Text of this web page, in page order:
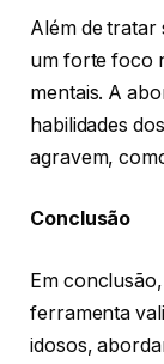
Além de tratar
um forte foco
mentais. A
habilidades
agravem,
Conclusão
Em
ferramenta
idosos,